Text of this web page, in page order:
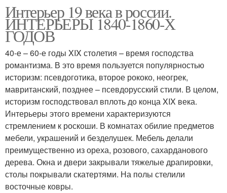
Интерьер 19 века в россии.
ИНТЕРЬЕРЫ 1840-1860-Х
ГОДОВ
40-е – 60-е годы XIX столетия – время господства
романтизма. В это время пользуется популярностью
историзм: псевдоготика, второе рококо, неогрек,
мавританский, позднее – псевдорусский стили. В целом,
историзм господствовал вплоть до конца XIX века.
Интерьеры этого времени характеризуются
стремлением к роскоши. В комнатах обилие предметов
мебели, украшений и безделушек. Мебель делали
преимущественно из ореха, розового, сахарданового
дерева. Окна и двери закрывали тяжелые драпировки,
столы покрывали скатертями. На полы стелили
восточные ковры.